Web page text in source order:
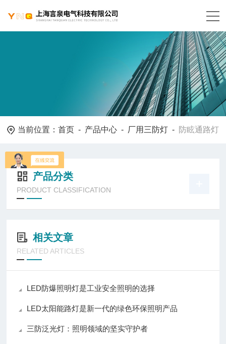
当前位置：首页 - 产品中心 - 厂用三防灯 - 防眩通路灯
产品分类
PRODUCT CLASSIFICATION
相关文章
RELATED ARTICLES
LED防爆照明灯是工业安全照明的选择
LED太阳能路灯是新一代的绿色环保照明产品
三防泛光灯：照明领域的坚实守护者